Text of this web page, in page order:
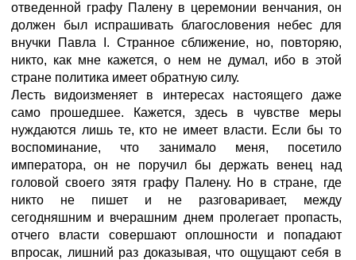
отведенной графу Палену в церемонии венчания, он
должен был испрашивать благословения небес для
внучки Павла I. Странное сближение, но, повторяю,
никто, как мне кажется, о нем не думал, ибо в этой
стране политика имеет обратную силу.
Лесть видоизменяет в интересах настоящего даже
само прошедшее. Кажется, здесь в чувстве меры
нуждаются лишь те, кто не имеет власти. Если бы то
воспоминание, что занимало меня, посетило
императора, он не поручил бы держать венец над
головой своего зятя графу Палену. Но в стране, где
никто не пишет и не разговаривает, между
сегодняшним и вчерашним днем пролегает пропасть,
отчего власти совершают оплошности и попадают
впросак, лишний раз доказывая, что ощущают себя в